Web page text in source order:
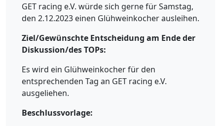
GET racing e.V. würde sich gerne für Samstag,
den 2.12.2023 einen Glühweinkocher ausleihen.
Ziel/Gewünschte Entscheidung am Ende der
Diskussion/des TOPs:
Es wird ein Glühweinkocher für den
entsprechenden Tag an GET racing e.V.
ausgeliehen.
Beschlussvorlage: